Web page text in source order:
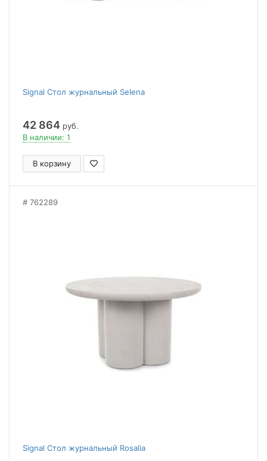
Signal Стол журнальный Selena
42 864 руб.
В наличии: 1
В корзину
762289
Signal Стол журнальный Rosalia